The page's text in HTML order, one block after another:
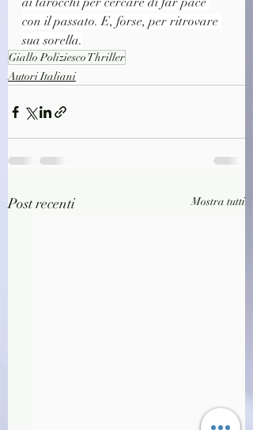
con il passato. E, forse, per ritrovare
sua sorella.
Giallo Poliziesco Thriller
Autori Italiani
Post recenti Mostra tutti